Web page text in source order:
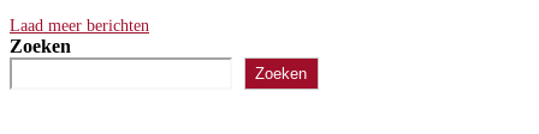
Laad meer berichten
Zoeken
Zoeken